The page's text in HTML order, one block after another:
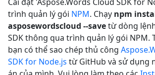
Cài đặt 'Aspose.Words Cloud SDK for
trình quản lý gói NPM. Chạy npm
asposewordscloud --savetừ dòng
SDK thông qua trình quản lý gói NPM.
bạn có thể sao chép thủ công
SDK for Node.js từ GitHub và sử dụng